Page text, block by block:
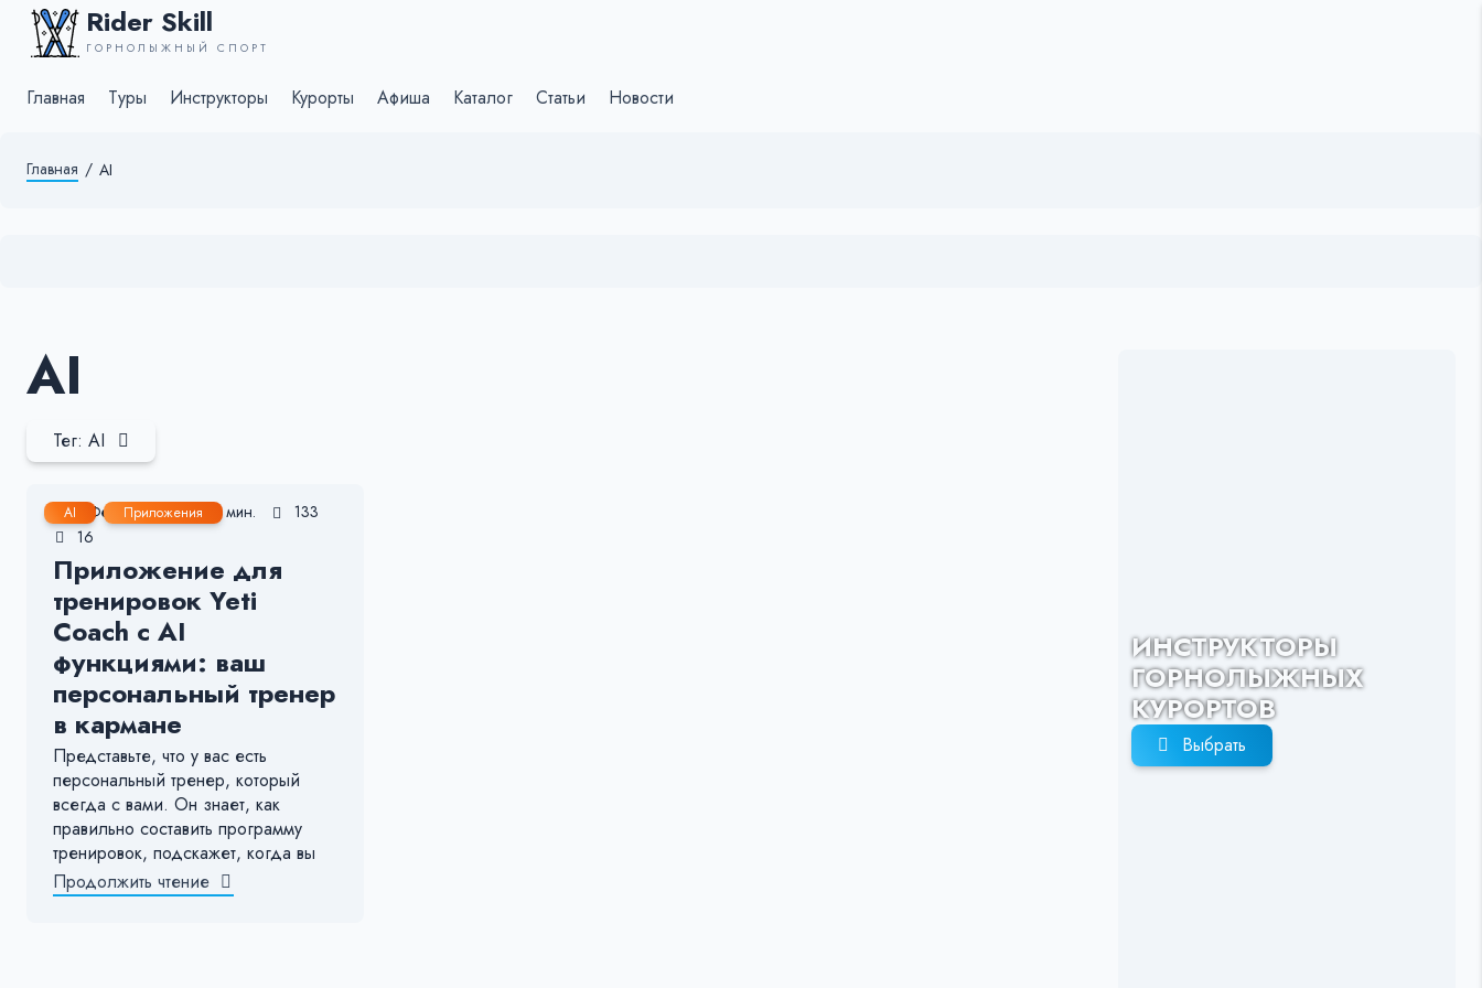
Rider Skill
ГОРНОЛЫЖНЫЙ СПОРТ
Главная Туры Инструкторы Курорты Афиша Каталог Статьи Новости
Главная / AI
AI
Тег: AI
AI Приложения
7 Фев, 2025 4-5 мин.
133
16
Приложение для
тренировок Yeti
Coach с AI
функциями: ваш
персональный тренер
в кармане
Представьте, что у вас есть
персональный тренер, который
всегда с вами. Он знает, как
правильно составить программу
тренировок, подскажет, когда вы
Продолжить чтение
ИНСТРУКТОРЫ
ГОРНОЛЫЖНЫХ
КУРОРТОВ
Выбрать